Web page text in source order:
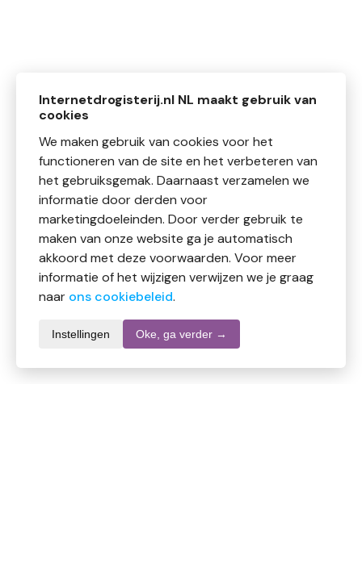
Internetdrogisterij.nl NL maakt gebruik van
cookies
We maken gebruik van cookies voor het
functioneren van de site en het verbeteren van
het gebruiksgemak. Daarnaast verzamelen we
informatie door derden voor
marketingdoeleinden. Door verder gebruik te
maken van onze website ga je automatisch
akkoord met deze voorwaarden. Voor meer
informatie of het wijzigen verwijzen we je graag
naar ons cookiebeleid.
Instellingen Oke, ga verder →